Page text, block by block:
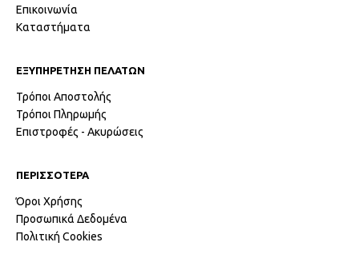
Επικοινωνία
Καταστήματα
ΕΞΥΠΗΡΕΤΗΣΗ ΠΕΛΑΤΩΝ
Τρόποι Αποστολής
Τρόποι Πληρωμής
Επιστροφές - Ακυρώσεις
ΠΕΡΙΣΣΟΤΕΡΑ
Όροι Χρήσης
Προσωπικά Δεδομένα
Πολιτική Cookies